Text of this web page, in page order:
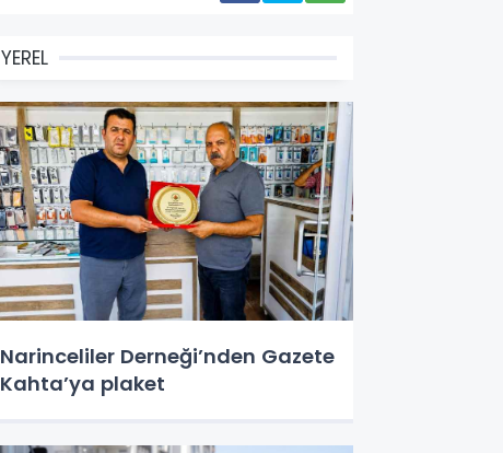
YEREL
Narinceliler Derneği’nden Gazete
Kahta’ya plaket